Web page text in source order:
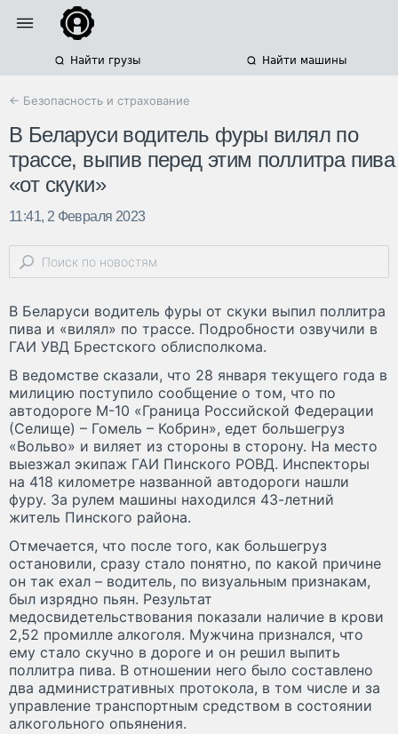
Найти грузы Найти машины
← Безопасность и страхование
В Беларуси водитель фуры вилял по
трассе, выпив перед этим поллитра пива
«от скуки»
11:41, 2 Февраля 2023
В Беларуси водитель фуры от скуки выпил поллитра
пива и «вилял» по трассе. Подробности озвучили в
ГАИ УВД Брестского облисполкома.
В ведомстве сказали, что 28 января текущего года в
милицию поступило сообщение о том, что по
автодороге М-10 «Граница Российской Федерации
(Селище) – Гомель – Кобрин», едет большегруз
«Вольво» и виляет из стороны в сторону. На место
выезжал экипаж ГАИ Пинского РОВД. Инспекторы
на 418 километре названной автодороги нашли
фуру. За рулем машины находился 43-летний
житель Пинского района.
Отмечается, что после того, как большегруз
остановили, сразу стало понятно, по какой причине
он так ехал – водитель, по визуальным признакам,
был изрядно пьян. Результат
медосвидетельствования показали наличие в крови
2,52 промилле алкоголя. Мужчина признался, что
ему стало скучно в дороге и он решил выпить
поллитра пива. В отношении него было составлено
два административных протокола, в том числе и за
управление транспортным средством в состоянии
алкогольного опьянения.